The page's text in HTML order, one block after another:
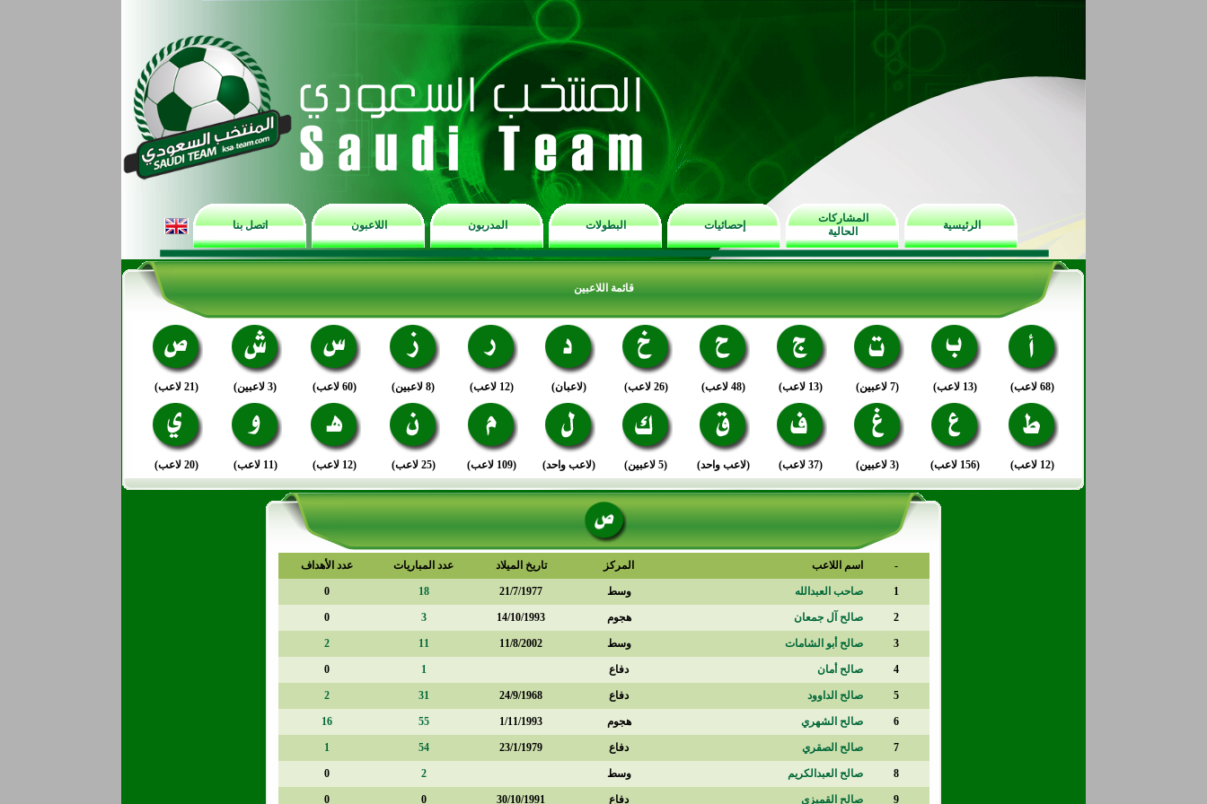
الرئيسية
المشاركات
الحالية
إحصائيات البطولات المدربون اللاعبون اتصل بنا
قائمة اللاعبين
(68 لاعب) (13 لاعب) (7 لاعبين) (13 لاعب) (48 لاعب) (26 لاعب) (لاعبان) (12 لاعب) (8 لاعبين) (60 لاعب) (3 لاعبين) (21 لاعب)
(12 لاعب) (156 لاعب) (3 لاعبين) (37 لاعب) (لاعب واحد) (5 لاعبين) (لاعب واحد) (109 لاعب) (25 لاعب) (12 لاعب) (11 لاعب) (20 لاعب)
- اسم اللاعب المركز تاريخ الميلاد عدد المباريات عدد الأهداف
1 صاحب العبدالله وسط 21/7/1977
18
0
2 صالح آل جمعان هجوم 14/10/1993
3
0
3 صالح أبو الشامات وسط 11/8/2002
11
2
4 صالح أمان دفاع 1
0
5 صالح الداوود دفاع 24/9/1968
31
2
6 صالح الشهري هجوم 1/11/1993
55
16
7 صالح الصقري دفاع 23/1/1979
54
1
8 صالح العبدالكريم وسط 2
0
9 صالح القميزي دفاع 30/10/1991
0
0